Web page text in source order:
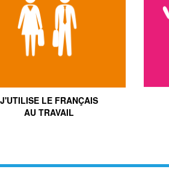
J'UTILISE LE FRANÇAIS
AU TRAVAIL